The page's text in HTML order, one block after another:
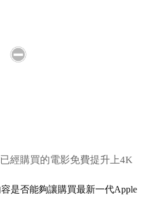
經購買的電影免費提升上4K
是否能夠讓購買最新一代Apple